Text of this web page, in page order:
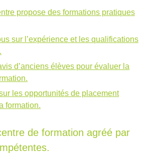
propose des formations pratiques
sur l’expérience et les qualifications
d’anciens élèves pour évaluer la
les opportunités de placement
formation.
de formation agréé par